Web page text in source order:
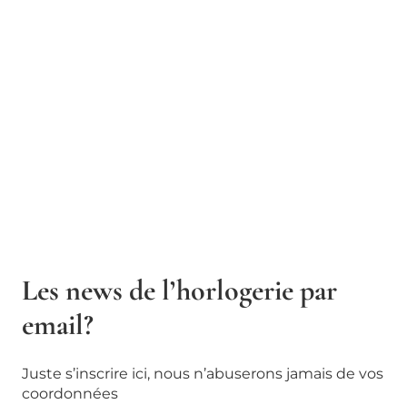
Les news de l’horlogerie par
email?
Juste s’inscrire ici, nous n’abuserons jamais de vos
coordonnées